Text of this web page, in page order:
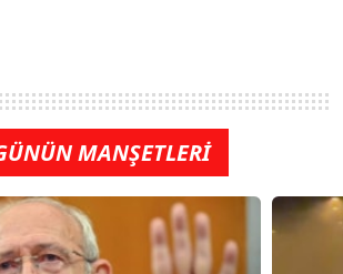
MANŞETLERİ